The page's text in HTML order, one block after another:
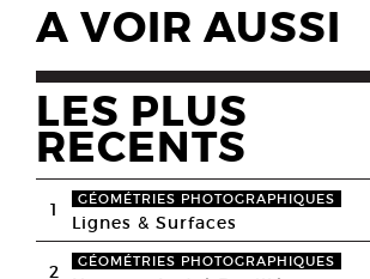
A VOIR AUSSI
LES PLUS
RECENTS
1 GÉOMÉTRIES PHOTOGRAPHIQUES
Lignes & Surfaces
2 GÉOMÉTRIES PHOTOGRAPHIQUES